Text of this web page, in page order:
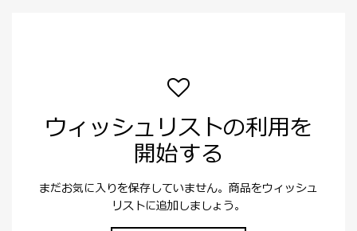
ウィッシュリストの利用を
開始する
まだお気に入りを保存していません。商品をウィッシュ
リストに追加しましょう。